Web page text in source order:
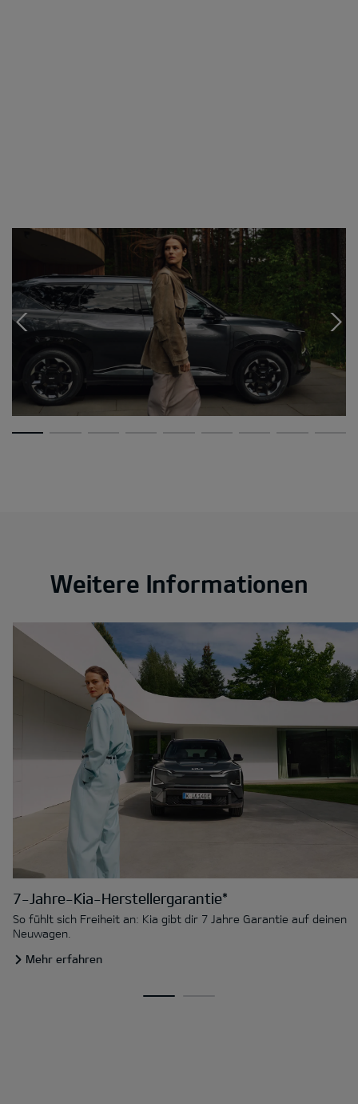
Weitere Informationen
7-Jahre-Kia-Herstellergarantie*
So fühlt sich Freiheit an: Kia gibt dir 7 Jahre Garantie auf deinen
Neuwagen.
Mehr erfahren